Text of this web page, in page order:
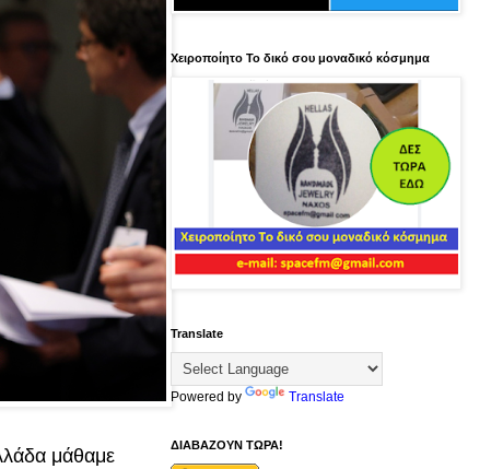
μάθαμε
Χειροποίητο Το δικό σου μοναδικό κόσμημα
Translate
Powered by Translate
ΔΙΑΒΑΖΟΥΝ ΤΩΡΑ!